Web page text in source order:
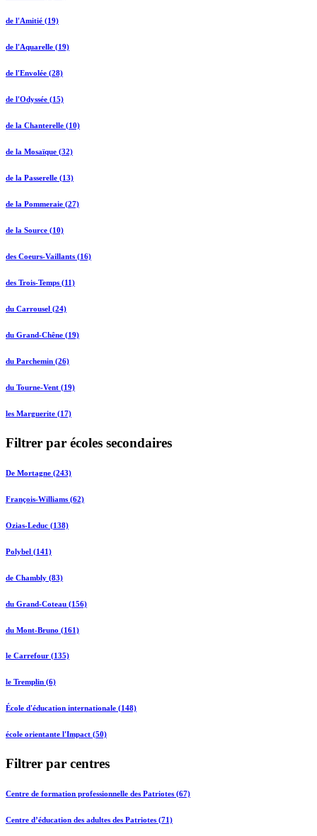
de l'Amitié (19)
de l'Aquarelle (19)
de l'Envolée (28)
de l'Odyssée (15)
de la Chanterelle (10)
de la Mosaïque (32)
de la Passerelle (13)
de la Pommeraie (27)
de la Source (10)
des Coeurs-Vaillants (16)
des Trois-Temps (11)
du Carrousel (24)
du Grand-Chêne (19)
du Parchemin (26)
du Tourne-Vent (19)
les Marguerite (17)
Filtrer par écoles secondaires
De Mortagne (243)
François-Williams (62)
Ozias-Leduc (138)
Polybel (141)
de Chambly (83)
du Grand-Coteau (156)
du Mont-Bruno (161)
le Carrefour (135)
le Tremplin (6)
École d'éducation internationale (148)
école orientante l'Impact (50)
Filtrer par centres
Centre de formation professionnelle des Patriotes (67)
Centre d’éducation des adultes des Patriotes (71)